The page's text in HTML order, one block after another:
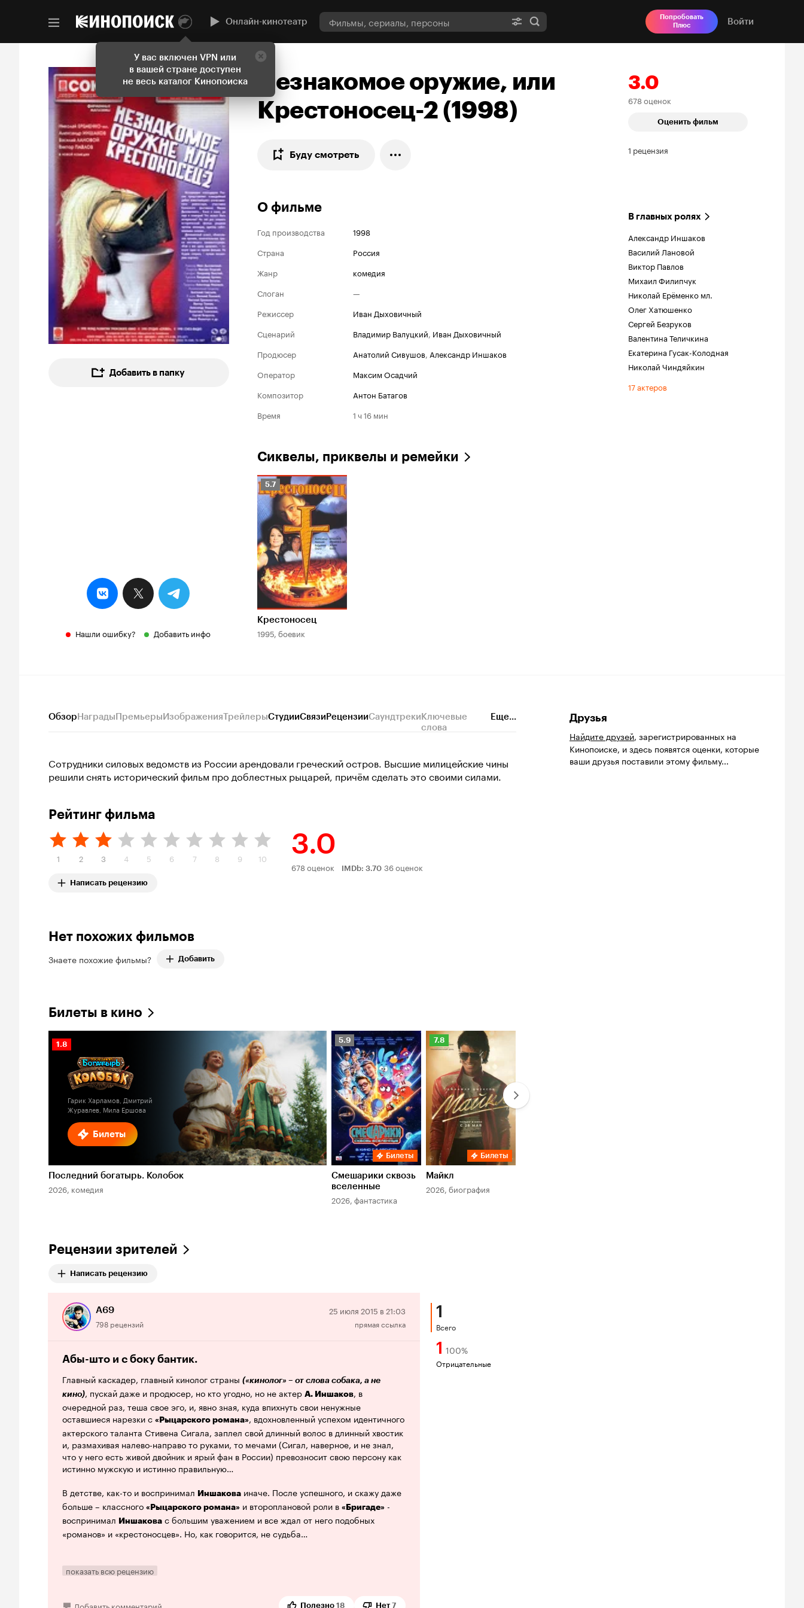
У вас включен VPN или
в вашей стране доступен
не весь каталог Кинопоиска
Онлайн-кинотеатр
Попробовать
Плюс
Войти
Добавить в папку
Нашли ошибку? Добавить инфо
Незнакомое оружие, или
Крестоносец-2 (1998)
Буду смотреть
3.0
Рейтинг
Кинопоиска
3.0
678 оценок
Оценить фильм
1 рецензия
О фильме
Год производства
1998
Страна
Россия
Жанр
комедия
Слоган
—
Режиссер
Иван Дыховичный
Сценарий
Владимир Валуцкий, Иван Дыховичный
Продюсер
Анатолий Сивушов, Александр Иншаков
Оператор
Максим Осадчий
Композитор
Антон Батагов
Время
1 ч 16 мин
В главных ролях
Александр Иншаков
Василий Лановой
Виктор Павлов
Михаил Филипчук
Николай Ерёменко мл.
Олег Хатюшенко
Сергей Безруков
Валентина Теличкина
Екатерина Гусак-Колодная
Николай Чиндяйкин
17 актеров
Сиквелы, приквелы и ремейки
Рейтинг
Кинопоиска
5.7
5.7
Крестоносец
1995, боевик
ОбзорНаградыПремьерыИзображенияТрейлерыСтудииСвязиРецензииСаундтрекиКлючевые
слова
Еще...
Сотрудники силовых ведомств из России арендовали греческий остров. Высшие милицейские чины
решили снять исторический фильм про доблестных рыцарей, причём сделать это своими силами.
Рейтинг фильма
1 2 3 4 5 6 7 8 9 10
Написать рецензию
3.0
Рейтинг
678 оценок IMDb: 3.70 36 оценок
Нет похожих фильмов
Знаете похожие фильмы? Добавить
Билеты в кино
Билеты
Рейтинг
Кинопоиска
1.8
Гарик Харламов, Дмитрий
Журавлев, Мила Ершова
Последний богатырь. Колобок
2026, комедия
Рейтинг
Кинопоиска
5.9
5.9
Билеты
Смешарики сквозь
вселенные
2026, фантастика
Рейтинг
Кинопоиска
7.8
Билеты
Майкл
2026, биография
Рецензии зрителей
Написать рецензию
A69
798 рецензий
Отрицательная
рецензия
25 июля 2015 в 21:03
прямая ссылка
Абы-што и с боку бантик.
Главный каскадер, главный кинолог страны («кинолог» – от слова собака, а не
кино), пускай даже и продюсер, но кто угодно, но не актер А. Иншаков, в
очередной раз, теша свое эго, и, явно зная, куда впихнуть свои ненужные
оставшиеся нарезки с «Рыцарского романа», вдохновленный успехом идентичного
актерского таланта Стивена Сигала, заплел свой длинный волос в длинный хвостик
и, размахивая налево-направо то руками, то мечами (Сигал, наверное, и не знал,
что у него есть живой двойник и ярый фан в России) превозносит свою персону как
истинно мужскую и истинно правильную…
В детстве, как-то и воспринимал Иншакова иначе. После успешного, и скажу даже
больше – классного «Рыцарского романа» и второплановой роли в «Бригаде» -
воспринимал Иншакова с большим уважением и все ждал от него подобных
«романов» и «крестоносцев». Но, как говорится, не судьба…
каскадеров (истинная правда, кстати), никогда актером-то и не был, но в знаковых
показать всю рецензию
Добавить комментарий Полезно 18 Нет 7
1
Всего
1 100%
Отрицательные
Друзья
Найдите друзей, зарегистрированных на
Кинопоиске, и здесь появятся оценки, которые
ваши друзья поставили этому фильму...